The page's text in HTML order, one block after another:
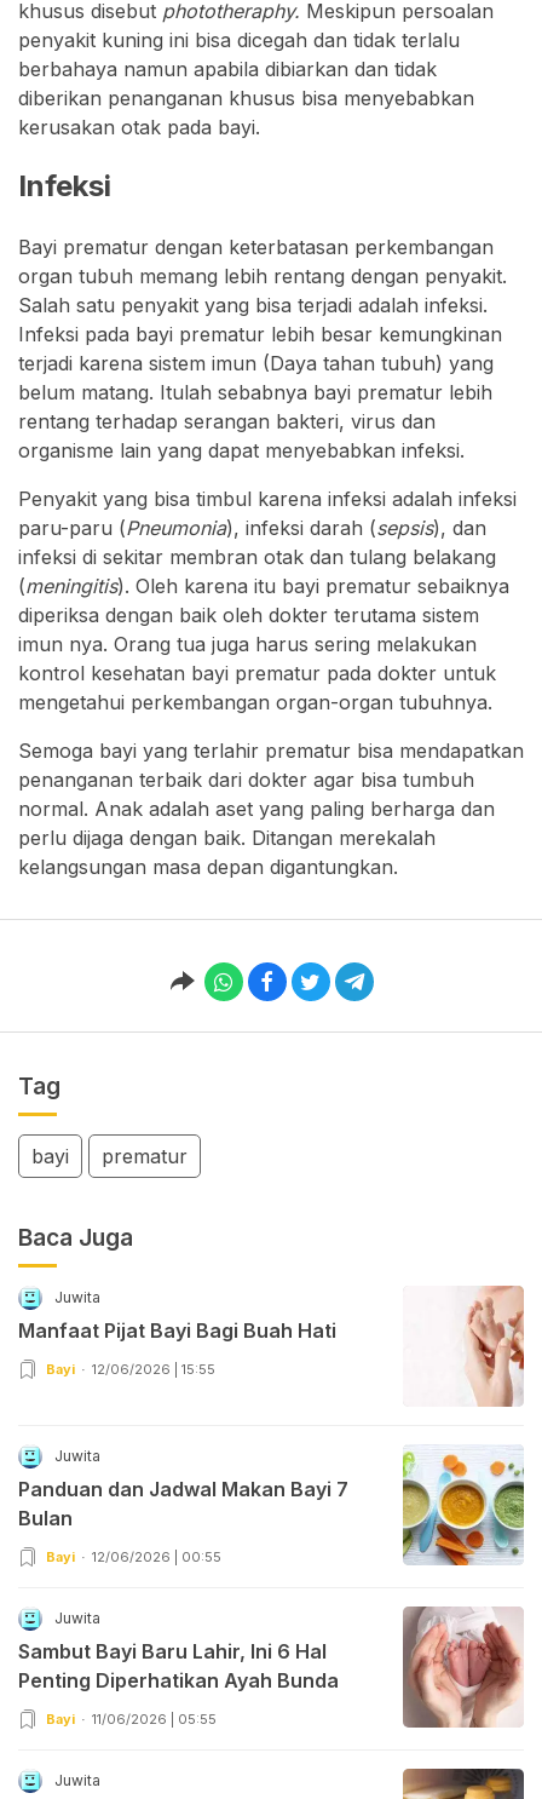
khusus disebut phototheraphy. Meskipun persoalan
penyakit kuning ini bisa dicegah dan tidak terlalu
berbahaya namun apabila dibiarkan dan tidak
diberikan penanganan khusus bisa menyebabkan
kerusakan otak pada bayi.
Infeksi
Bayi prematur dengan keterbatasan perkembangan
organ tubuh memang lebih rentang dengan penyakit.
Salah satu penyakit yang bisa terjadi adalah infeksi.
Infeksi pada bayi prematur lebih besar kemungkinan
terjadi karena sistem imun (Daya tahan tubuh) yang
belum matang. Itulah sebabnya bayi prematur lebih
rentang terhadap serangan bakteri, virus dan
organisme lain yang dapat menyebabkan infeksi.
Penyakit yang bisa timbul karena infeksi adalah infeksi
paru-paru (Pneumonia), infeksi darah (sepsis), dan
infeksi di sekitar membran otak dan tulang belakang
(meningitis). Oleh karena itu bayi prematur sebaiknya
diperiksa dengan baik oleh dokter terutama sistem
imun nya. Orang tua juga harus sering melakukan
kontrol kesehatan bayi prematur pada dokter untuk
mengetahui perkembangan organ-organ tubuhnya.
Semoga bayi yang terlahir prematur bisa mendapatkan
penanganan terbaik dari dokter agar bisa tumbuh
normal. Anak adalah aset yang paling berharga dan
perlu dijaga dengan baik. Ditangan merekalah
kelangsungan masa depan digantungkan.
Tag
bayi prematur
Baca Juga
Juwita
Manfaat Pijat Bayi Bagi Buah Hati
Bayi 12/06/2026 | 15:55
Juwita
Panduan dan Jadwal Makan Bayi 7
Bulan
Bayi 12/06/2026 | 00:55
Juwita
Sambut Bayi Baru Lahir, Ini 6 Hal
Penting Diperhatikan Ayah Bunda
Bayi 11/06/2026 | 05:55
Juwita